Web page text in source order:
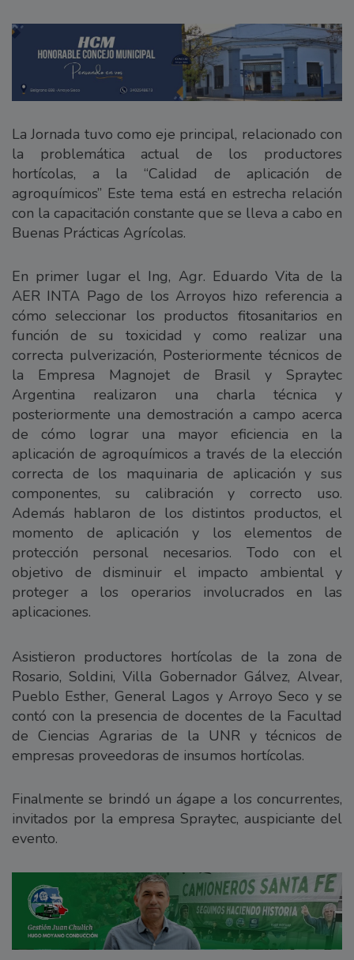
La Jornada tuvo como eje principal, relacionado con
la problemática actual de los productores
hortícolas, a la “Calidad de aplicación de
agroquímicos” Este tema está en estrecha relación
con la capacitación constante que se lleva a cabo en
Buenas Prácticas Agrícolas.
En primer lugar el Ing, Agr. Eduardo Vita de la
AER INTA Pago de los Arroyos hizo referencia a
cómo seleccionar los productos fitosanitarios en
función de su toxicidad y como realizar una
correcta pulverización, Posteriormente técnicos de
la Empresa Magnojet de Brasil y Spraytec
Argentina realizaron una charla técnica y
posteriormente una demostración a campo acerca
de cómo lograr una mayor eficiencia en la
aplicación de agroquímicos a través de la elección
correcta de los maquinaria de aplicación y sus
componentes, su calibración y correcto uso.
Además hablaron de los distintos productos, el
momento de aplicación y los elementos de
protección personal necesarios. Todo con el
objetivo de disminuir el impacto ambiental y
proteger a los operarios involucrados en las
aplicaciones.
Asistieron productores hortícolas de la zona de
Rosario, Soldini, Villa Gobernador Gálvez, Alvear,
Pueblo Esther, General Lagos y Arroyo Seco y se
contó con la presencia de docentes de la Facultad
de Ciencias Agrarias de la UNR y técnicos de
empresas proveedoras de insumos hortícolas.
Finalmente se brindó un ágape a los concurrentes,
invitados por la empresa Spraytec, auspiciante del
evento.